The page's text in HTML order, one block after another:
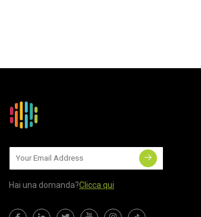
Hai una domanda?Clicca qui